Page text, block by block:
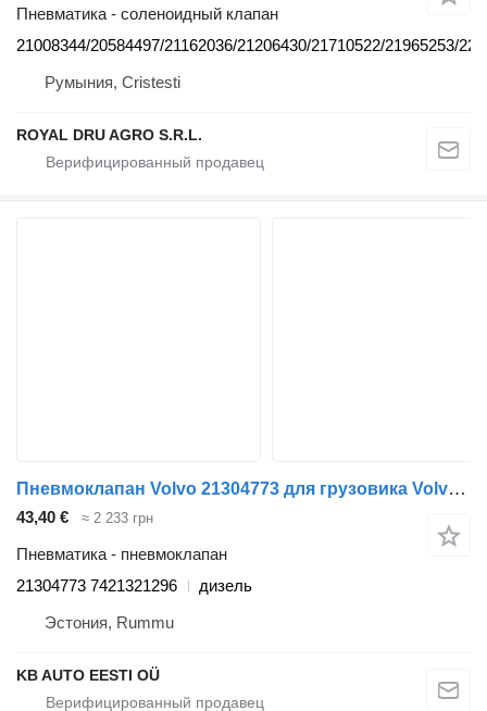
Пневматика - соленоидный клапан
21008344/20584497/21162036/21206430/21710522/21965253/
Румыния, Cristesti
ROYAL DRU AGRO S.R.L.
Пневмоклапан Volvo 21304773 для грузовика Volvo VOLVO FH, FM, FMX-4 series (2013-)
43,40 € ≈ 2 233 грн
Пневматика - пневмоклапан
21304773 7421321296
дизель
Эстония, Rummu
KB AUTO EESTI OÜ